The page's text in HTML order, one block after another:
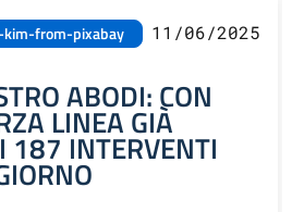
from-pixabay 11/06/2025
ABODI: CON
LINEA GIÀ
187 INTERVENTI